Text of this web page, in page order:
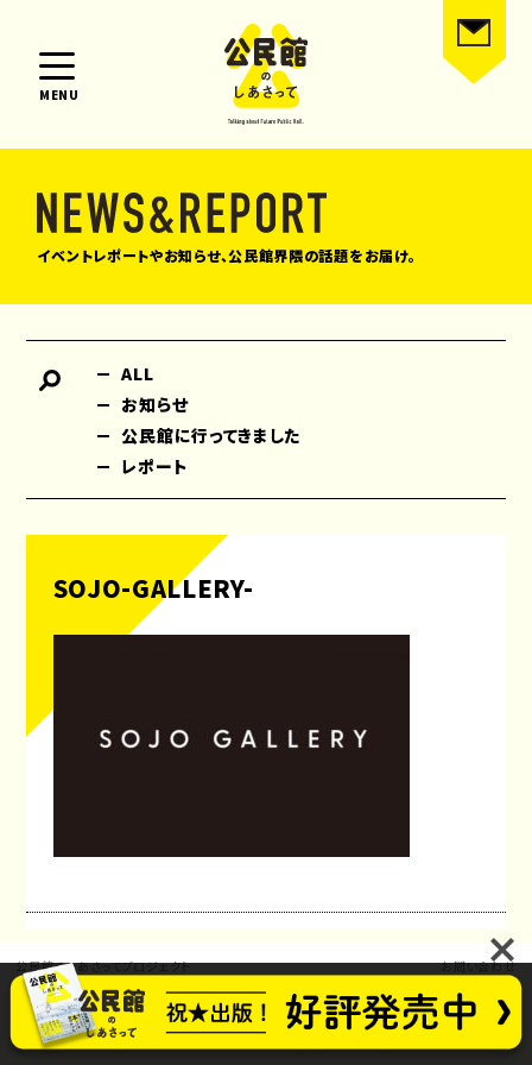
MENU
イベントレポートやお知らせ、公民館界隈の話題をお届け。
ALL
お知らせ
公民館に行ってきました
レポート
SOJO-GALLERY-
公民館のしあさってプロジェクト お問い合わせ
future_kominkan